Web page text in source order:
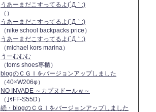
うあーまだこすってるよ(´Д｀;)
（）
うあーまだこすってるよ(´Д｀;)
（nike school backpacks price）
うあーまだこすってるよ(´Д｀;)
（michael kors marina）
うーむむむ
（toms shoes專櫃）
blogのＣＧＩをバージョンアップしました
（40×W206φ）
NO INVADE ～カプヌドールｗ～
（｣ｩFF-S55D）
続・blogのＣＧＩをバージョンアップしました